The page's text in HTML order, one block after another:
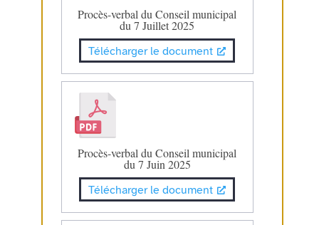
Procès-verbal du Conseil municipal
du 7 Juillet 2025
Télécharger le document
Procès-verbal du Conseil municipal
du 7 Juin 2025
Télécharger le document